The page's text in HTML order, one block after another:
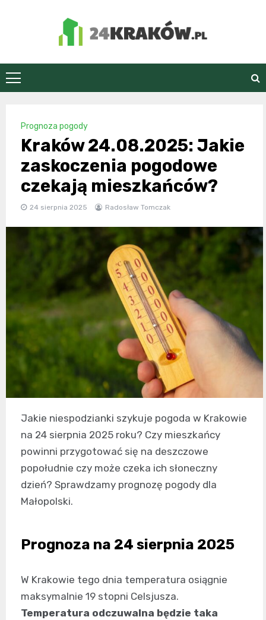
24Kraków.pl
Prognoza pogody
Kraków 24.08.2025: Jakie
zaskoczenia pogodowe
czekają mieszkańców?
24 sierpnia 2025 Radosław Tomczak
Jakie niespodzianki szykuje pogoda w Krakowie
na 24 sierpnia 2025 roku? Czy mieszkańcy
powinni przygotować się na deszczowe
popołudnie czy może czeka ich słoneczny
dzień? Sprawdzamy prognozę pogody dla
Małopolski.
Prognoza na 24 sierpnia 2025
W Krakowie tego dnia temperatura osiągnie
maksymalnie 19 stopni Celsjusza.
Temperatura odczuwalna będzie taka